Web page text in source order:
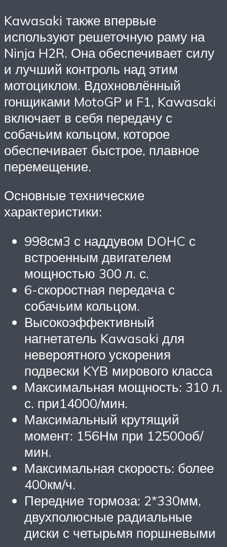
Kawasaki также впервые
используют решеточную раму на
Ninja H2R. Она обеспечивает силу
и лучший контроль над этим
мотоциклом. Вдохновлённый
гонщиками MotoGP и F1, Kawasaki
включает в себя передачу с
собачьим кольцом, которое
обеспечивает быстрое, плавное
перемещение.
Основные технические
характеристики:
998см3 с наддувом DOHC с
встроенным двигателем
мощностью 300 л. с.
6-скоростная передача с
собачьим кольцом.
Высокоэффективный
нагнетатель Kawasaki для
невероятного ускорения
подвески KYB мирового класса
Максимальная мощность: 310 л.
с. при14000/мин.
Максимальный крутящий
момент: 156Нм при 12500об/
мин.
Максимальная скорость: более
400км/ч.
Передние тормоза: 2*330мм,
двухполюсные радиальные
диски с четырьмя поршневыми